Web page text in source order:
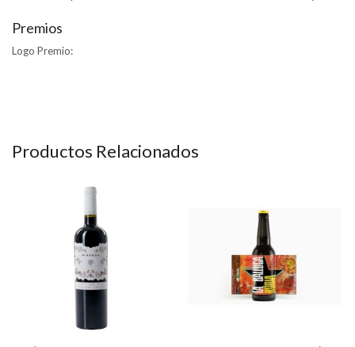
Premios
Logo Premio:
Productos Relacionados